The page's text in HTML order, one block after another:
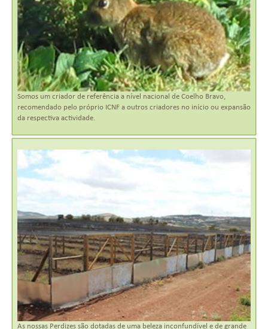
Somos um criador de referência a nível nacional de Coelho Bravo,
recomendado pelo próprio ICNF a outros criadores no início ou expansão
da respectiva actividade.
As nossas Perdizes são dotadas de uma beleza inconfundível e de grande